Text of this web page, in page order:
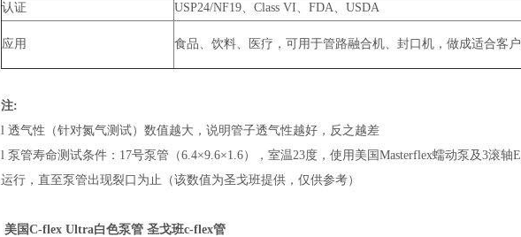
认证
USP24/NF19、Class VI、FDA、USDA
应用 食品、饮料、医疗，可用于管路融合机、封口机，做成适合客
注:
l 透气性（针对氮气测试）数值越大，说明管子透气性越好，反之越差
l 泵管寿命测试条件：17号泵管（6.4×9.6×1.6），室温23度，使用美国Masterflex蠕动泵及3滚
运行，直至泵管出现裂口为止（该数值为圣戈班提供，仅供参考）
美国C-flex Ultra白色泵管 圣戈班c-flex管